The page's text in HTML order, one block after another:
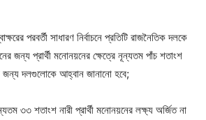
পরবর্তী সাধারণ নির্বাচনে প্রতিটি রাজনৈতিক দলকে
জন্য প্রার্থী মনোনয়নের ক্ষেত্রে নূন্যতম পাঁচ শতাংশ
জন্য দলগুলোকে আহ্বান জানানো হবে;
৩৩ শতাংশ নারী প্রার্থী মনোনয়নের লক্ষ্য অর্জিত না